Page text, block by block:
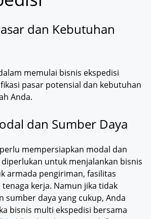
dan Kebutuhan
memulai bisnis ekspedisi
pasar potensial dan kebutuhan
Anda.
dan Sumber Daya
mempersiapkan modal dan
untuk menjalankan bisnis
armada pengiriman, fasilitas
kerja. Namun jika tidak
sumber daya yang cukup, Anda
bisnis multi ekspedisi bersama